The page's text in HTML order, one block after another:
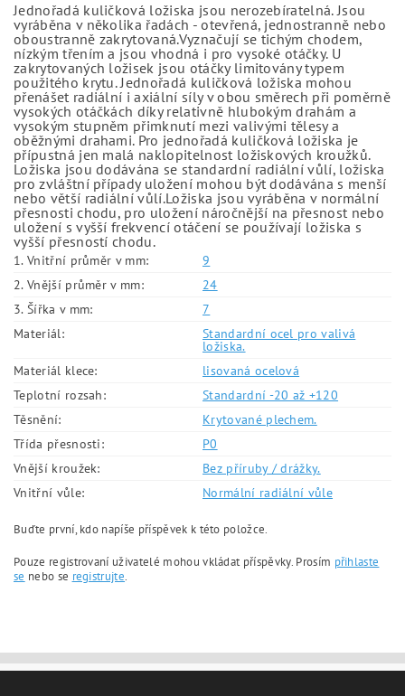
Jednořadá kuličková ložiska jsou nerozebíratelná. Jsou
vyráběna v několika řadách - otevřená, jednostranně nebo
oboustranně zakrytovaná.Vyznačují se tichým chodem,
nízkým třením a jsou vhodná i pro vysoké otáčky. U
zakrytovaných ložisek jsou otáčky limitovány typem
použitého krytu. Jednořadá kuličková ložiska mohou
přenášet radiální i axiální síly v obou směrech při poměrně
vysokých otáčkách díky relativně hlubokým drahám a
vysokým stupněm přimknutí mezi valivými tělesy a
oběžnými drahami. Pro jednořadá kuličková ložiska je
přípustná jen malá naklopitelnost ložiskových kroužků.
Ložiska jsou dodávána se standardní radiální vůlí, ložiska
pro zvláštní případy uložení mohou být dodávána s menší
nebo větší radiální vůlí.Ložiska jsou vyráběna v normální
přesnosti chodu, pro uložení náročnější na přesnost nebo
uložení s vyšší frekvencí otáčení se používají ložiska s
vyšší přesností chodu.
1. Vnitřní průměr v mm:
9
2. Vnější průměr v mm:
24
3. Šířka v mm:
7
Materiál:
Standardní ocel pro valivá
ložiska.
Materiál klece:
lisovaná ocelová
Teplotní rozsah:
Standardní -20 až +120
Těsnění:
Krytované plechem.
Třída přesnosti:
P0
Vnější kroužek:
Bez příruby / drážky.
Vnitřní vůle:
Normální radiální vůle
Buďte první, kdo napíše příspěvek k této položce.
Pouze registrovaní uživatelé mohou vkládat příspěvky. Prosím přihlaste
se nebo se registrujte.